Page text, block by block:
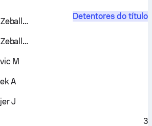
Granollers M / Zeballos H
Detentores do título
Granollers M / Zeballos H
M
A
J
3